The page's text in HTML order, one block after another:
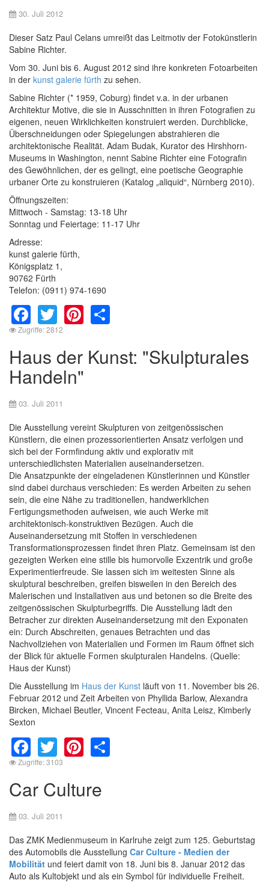
30. Juli 2012
Dieser Satz Paul Celans umreißt das Leitmotiv der Fotokünstlerin
Sabine Richter.
Vom 30. Juni bis 6. August 2012 sind ihre konkreten Fotoarbeiten
in der kunst galerie fürth zu sehen.
Sabine Richter (* 1959, Coburg) findet v.a. in der urbanen
Architektur Motive, die sie in Ausschnitten in ihren Fotografien zu
eigenen, neuen Wirklichkeiten konstruiert werden. Durchblicke,
Überschneidungen oder Spiegelungen abstrahieren die
architektonische Realität. Adam Budak, Kurator des Hirshhorn-
Museums in Washington, nennt Sabine Richter eine Fotografin
des Gewöhnlichen, der es gelingt, eine poetische Geographie
urbaner Orte zu konstruieren (Katalog „aliquid“, Nürnberg 2010).
Öffnungszeiten:
Mittwoch - Samstag: 13-18 Uhr
Sonntag und Feiertage: 11-17 Uhr
Adresse:
kunst galerie fürth,
Königsplatz 1,
90762 Fürth
Telefon: (0911) 974-1690
Facebook
TwitterPinterest
Zugriffe: 2812
Haus der Kunst: "Skulpturales
Handeln"
03. Juli 2011
Die Ausstellung vereint Skulpturen von zeitgenössischen
Künstlern, die einen prozessorientierten Ansatz verfolgen und
sich bei der Formfindung aktiv und explorativ mit
unterschiedlichsten Materialien auseinandersetzen.
Die Ansatzpunkte der eingeladenen Künstlerinnen und Künstler
sind dabei durchaus verschieden: Es werden Arbeiten zu sehen
sein, die eine Nähe zu traditionellen, handwerklichen
Fertigungsmethoden aufweisen, wie auch Werke mit
architektonisch-konstruktiven Bezügen. Auch die
Auseinandersetzung mit Stoffen in verschiedenen
Transformationsprozessen findet ihren Platz. Gemeinsam ist den
gezeigten Werken eine stille bis humorvolle Exzentrik und große
Experimentierfreude. Sie lassen sich im weitesten Sinne als
skulptural beschreiben, greifen bisweilen in den Bereich des
Malerischen und Installativen aus und betonen so die Breite des
zeitgenössischen Skulpturbegriffs. Die Ausstellung lädt den
Betracher zur direkten Auseinandersetzung mit den Exponaten
ein: Durch Abschreiten, genaues Betrachten und das
Nachvollziehen von Materialien und Formen im Raum öffnet sich
der Blick für aktuelle Formen skulpturalen Handelns. (Quelle:
Haus der Kunst)
Die Ausstellung im Haus der Kunst läuft von 11. November bis 26.
Februar 2012 und Zeit Arbeiten von Phyllida Barlow, Alexandra
Bircken, Michael Beutler, Vincent Fecteau, Anita Leisz, Kimberly
Sexton
Facebook
TwitterPinterest
Zugriffe: 3103
Car Culture
03. Juli 2011
Das ZMK Medienmuseum in Karlruhe zeigt zum 125. Geburtstag
des Automobils die Ausstellung Car Culture - Medien der
Mobilität und feiert damit von 18. Juni bis 8. Januar 2012 das
Auto als Kultobjekt und als ein Symbol für individuelle Freiheit.